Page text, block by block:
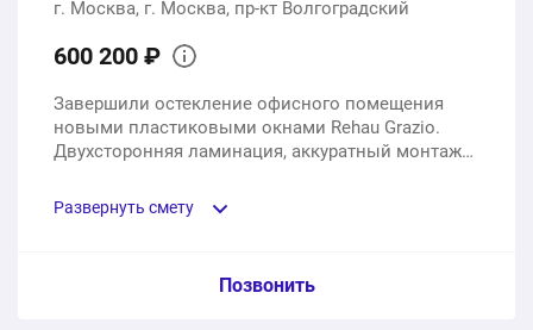
Общая стоимость: 231400 ₽
г. Москва, г. Москва, пр-кт Волгоградский
600 200 ₽
Завершили остекление офисного помещения
новыми пластиковыми окнами Rehau Grazio.
Двухсторонняя ламинация, аккуратный монтаж
Развернуть смету
Пункт сметы / Ед. изм. / Цена
Позвонить